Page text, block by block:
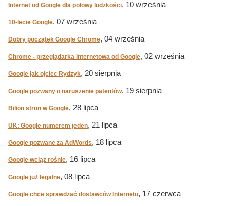
Internet od Google dla połowy ludzkości, 10 września
10-lecie Google, 07 września
Dobry początek Google Chrome, 04 września
Chrome - przeglądarka internetowa od Google, 02 września
Google jak ojciec Rydzyk, 20 sierpnia
Google pozwany o naruszenie patentów, 19 sierpnia
Bilion stron w Google, 28 lipca
UK: Google numerem jeden, 21 lipca
Google pozwane za AdWords, 18 lipca
Google wciąż rośnie, 16 lipca
Google już legalne, 08 lipca
Google chce sprawdzać dostawców Internetu, 17 czerwca